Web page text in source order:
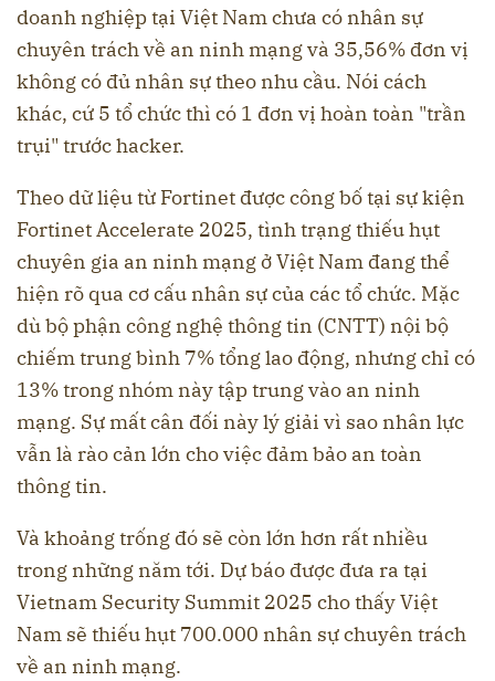
doanh nghiệp tại Việt Nam chưa có nhân sự
chuyên trách về an ninh mạng và 35,56% đơn vị
không có đủ nhân sự theo nhu cầu. Nói cách
khác, cứ 5 tổ chức thì có 1 đơn vị hoàn toàn "trần
trụi" trước hacker.
Theo dữ liệu từ Fortinet được công bố tại sự kiện
Fortinet Accelerate 2025, tình trạng thiếu hụt
chuyên gia an ninh mạng ở Việt Nam đang thể
hiện rõ qua cơ cấu nhân sự của các tổ chức. Mặc
dù bộ phận công nghệ thông tin (CNTT) nội bộ
chiếm trung bình 7% tổng lao động, nhưng chỉ có
13% trong nhóm này tập trung vào an ninh
mạng. Sự mất cân đối này lý giải vì sao nhân lực
vẫn là rào cản lớn cho việc đảm bảo an toàn
thông tin.
Và khoảng trống đó sẽ còn lớn hơn rất nhiều
trong những năm tới. Dự báo được đưa ra tại
Vietnam Security Summit 2025 cho thấy Việt
Nam sẽ thiếu hụt 700.000 nhân sự chuyên trách
về an ninh mạng.